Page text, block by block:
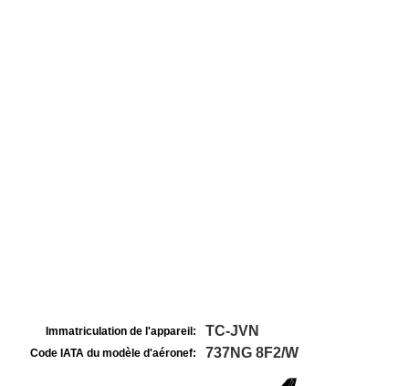
Immatriculation de l'appareil: TC-JVN
Code IATA du modèle d'aéronef: 737NG 8F2/W